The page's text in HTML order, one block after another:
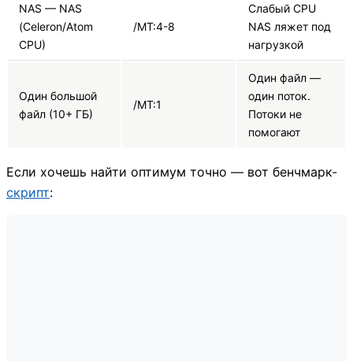
NAS — NAS
(Celeron/Atom
CPU)
/MT:4-8
Слабый CPU
NAS ляжет под
нагрузкой
Один большой
файл (10+ ГБ)
/MT:1
Один файл —
один поток.
Потоки не
помогают
Если хочешь найти оптимум точно — вот бенчмарк-
скрипт: